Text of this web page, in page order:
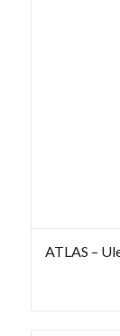
ATLAS –